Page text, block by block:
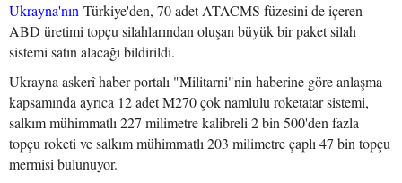
Ukrayna'nın Türkiye'den, 70 adet ATACMS füzesini de içeren
ABD üretimi topçu silahlarından oluşan büyük bir paket silah
sistemi satın alacağı bildirildi.
Ukrayna askerî haber portalı "Militarni"nin haberine göre anlaşma
kapsamında ayrıca 12 adet M270 çok namlulu roketatar sistemi,
salkım mühimmatlı 227 milimetre kalibreli 2 bin 500'den fazla
topçu roketi ve salkım mühimmatlı 203 milimetre çaplı 47 bin topçu
mermisi bulunuyor.